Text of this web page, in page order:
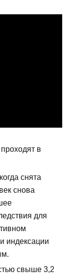
в
снята
снова
для
индексации
свыше 3,2